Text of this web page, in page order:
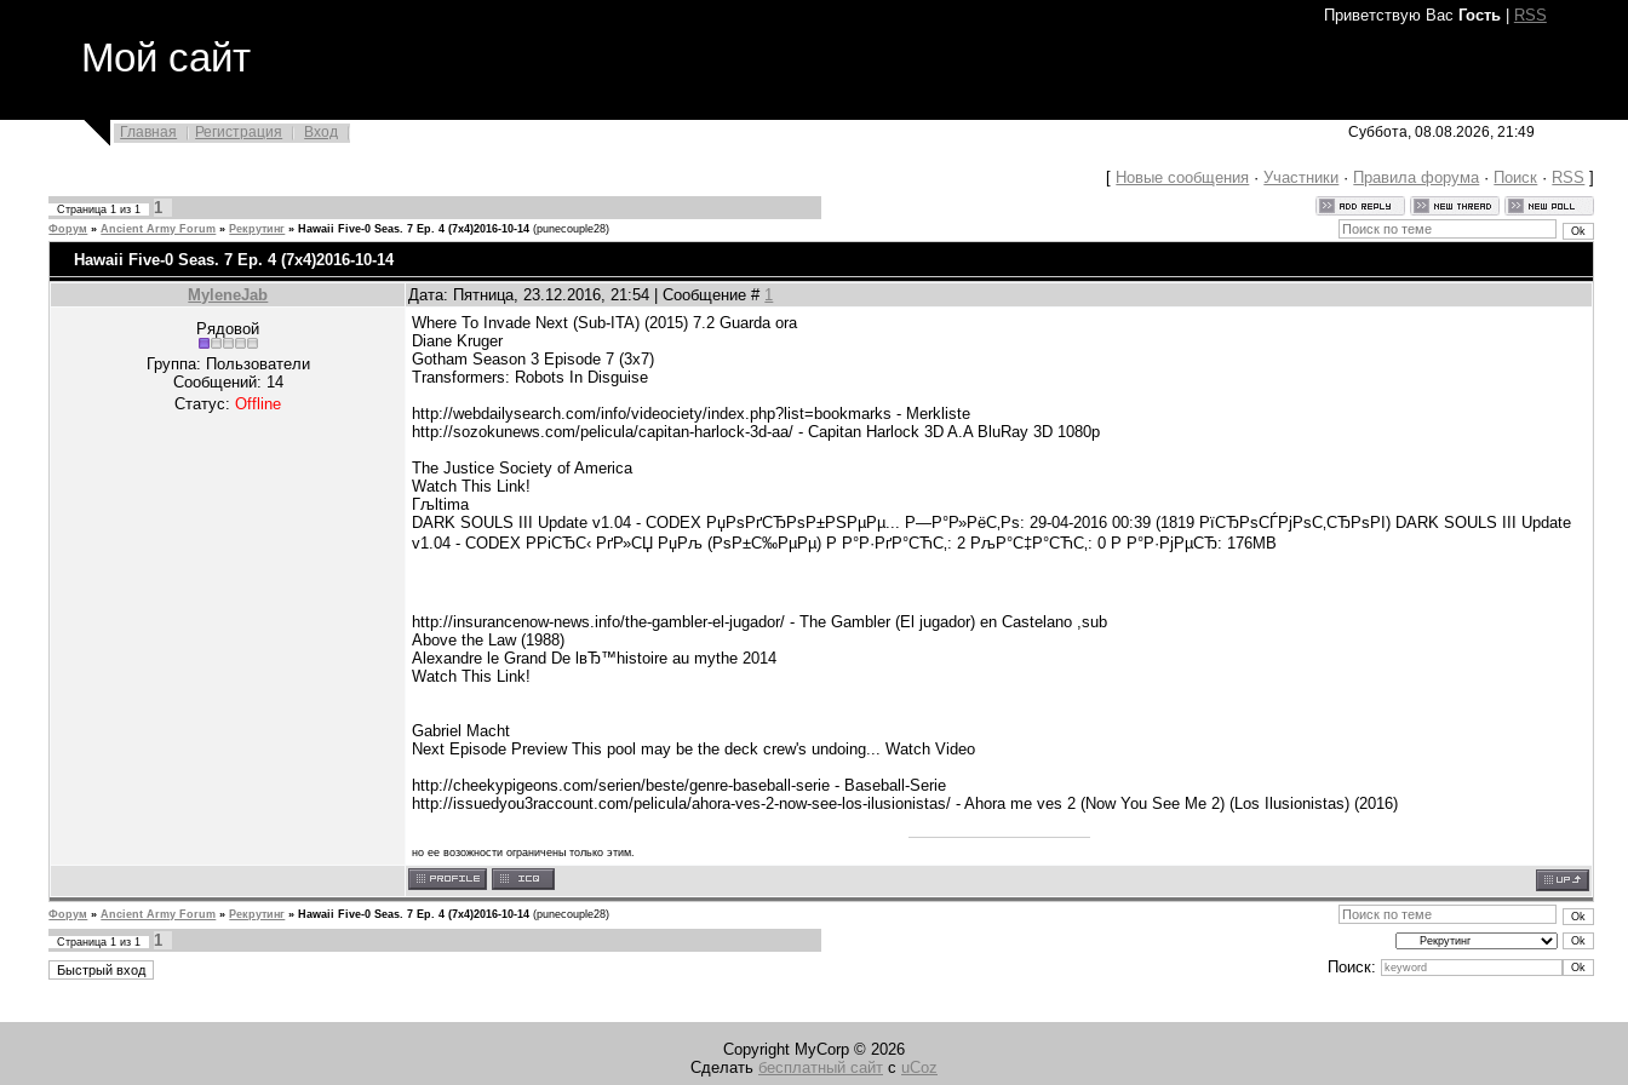
Приветствую Вас Гость| RSS
Мой сайт
Главная Регистрация Вход Суббота, 08.08.2026, 21:49
[ Новые сообщения ·Участники · Правила форума · Поиск · RSS ]
Страница1 из1 1
Форум » Ancient Army Forum » Рекрутинг » Hawaii Five-0 Seas. 7 Ep. 4 (7x4)2016-10-14 (punecouple28)
Hawaii Five-0 Seas. 7 Ep. 4 (7x4)2016-10-14
MyleneJab
Дата: Пятница, 23.12.2016, 21:54 | Сообщение # 1
Рядовой
Группа: Пользователи
Сообщений: 14
Статус:Offline
Where To Invade Next (Sub-ITA) (2015) 7.2 Guarda ora
Diane Kruger
Gotham Season 3 Episode 7 (3x7)
Transformers: Robots In Disguise
http://webdailysearch.com/info/videociety/index.php?list=bookmarks - Merkliste
http://sozokunews.com/pelicula/capitan-harlock-3d-aa/ - Capitan Harlock 3D A.A BluRay 3D 1080p
The Justice Society of America
Watch This Link!
Гљltima
DARK SOULS III Update v1.04 - CODEX РџРѕРґСЂРѕР±РЅРµРµ... Р—Р°Р»РёС‚Рѕ: 29-04-2016 00:39 (1819 РїСЂРѕСЃРјРѕС‚СЂРѕРІ) DARK SOULS III Update
v1.04 - CODEX РРіСЂС‹ РґР»СЏ РџРљ (РѕР±С‰РµРµ) Р Р°Р·РґР°СЋС‚: 2 РљР°С‡Р°СЋС‚: 0 Р Р°Р·РјРµСЂ: 176MB
http://insurancenow-news.info/the-gambler-el-jugador/ - The Gambler (El jugador) en Castelano ,sub
Above the Law (1988)
Alexandre le Grand De lвЂ™histoire au mythe 2014
Watch This Link!
Gabriel Macht
Next Episode Preview This pool may be the deck crew's undoing... Watch Video
http://cheekypigeons.com/serien/beste/genre-baseball-serie - Baseball-Serie
http://issuedyou3raccount.com/pelicula/ahora-ves-2-now-see-los-ilusionistas/ - Ahora me ves 2 (Now You See Me 2) (Los Ilusionistas) (2016)
но ее возожности ограничены только этим.
Форум » Ancient Army Forum » Рекрутинг » Hawaii Five-0 Seas. 7 Ep. 4 (7x4)2016-10-14 (punecouple28)
Страница1 из1
1
Поиск:
Copyright MyCorp © 2026
Сделать бесплатный сайт с uCoz